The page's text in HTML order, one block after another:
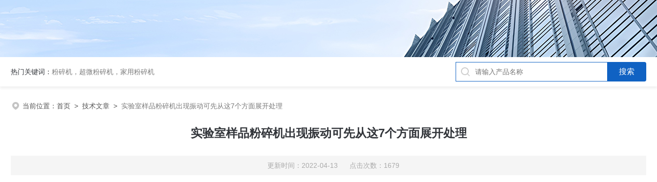
热门关键词： 粉碎机，超微粉碎机，家用粉碎机
当前位置： 首页 > 技术文章 > 实验室样品粉碎机出现振动可先从这7个方面展开处理
实验室样品粉碎机出现振动可先从这7个方面展开处理
更新时间：2022-04-13 点击次数：1679